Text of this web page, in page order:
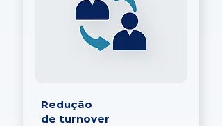
Redução
de turnover